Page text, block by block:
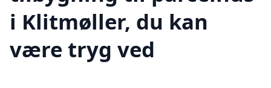
i Klitmøller, du kan
være tryg ved